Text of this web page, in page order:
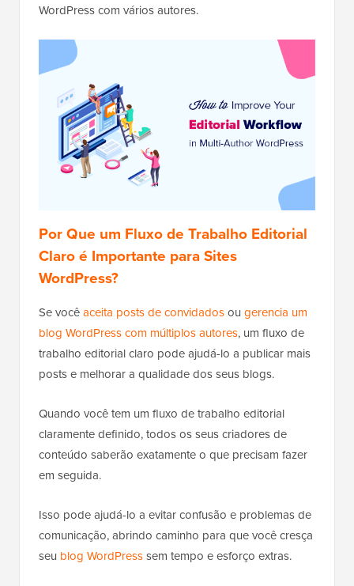
WordPress com vários autores.
Por Que um Fluxo de Trabalho Editorial
Claro é Importante para Sites
WordPress?
Se vocêaceita posts de convidadosou gerencia um
blog WordPress com múltiplos autores, um fluxo de
trabalho editorial claro pode ajudá-lo a publicar mais
posts e melhorar a qualidade dos seus blogs.
Quando você tem um fluxo de trabalho editorial
claramente definido, todos os seus criadores de
conteúdo saberão exatamente o que precisam fazer
em seguida.
Isso pode ajudá-lo a evitar confusão e problemas de
comunicação, abrindo caminho para que você cresça
seu blog WordPresssem tempo e esforço extras.